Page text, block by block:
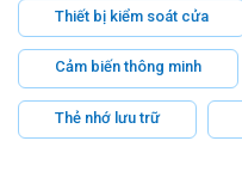
Thiết bị kiểm soát cửa
Cảm biến thông minh
Thẻ nhớ lưu trữ